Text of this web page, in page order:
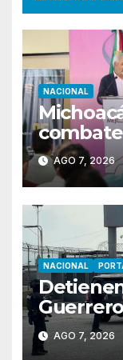
NACIONAL
Caliente
AGO 7, 2026
NACIONAL
AGO 7, 2026